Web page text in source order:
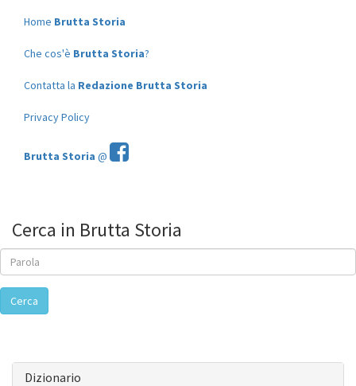
Home Brutta Storia
Che cos'è Brutta Storia?
Contatta la Redazione Brutta Storia
Privacy Policy
Brutta Storia @
Cerca in Brutta Storia
Cerca
Dizionario